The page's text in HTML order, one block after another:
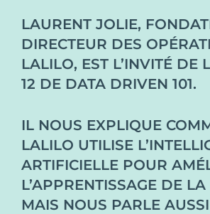
LAURENT JOLIE,
DIRECTEUR DES
LALILO, EST L’INVITÉ DE
12 DE DATA DRIVEN 101.
IL NOUS EXPLIQUE
LALILO UTILISE
ARTIFICIELLE POUR
L’APPRENTISSAGE DE LA
MAIS NOUS PARLE